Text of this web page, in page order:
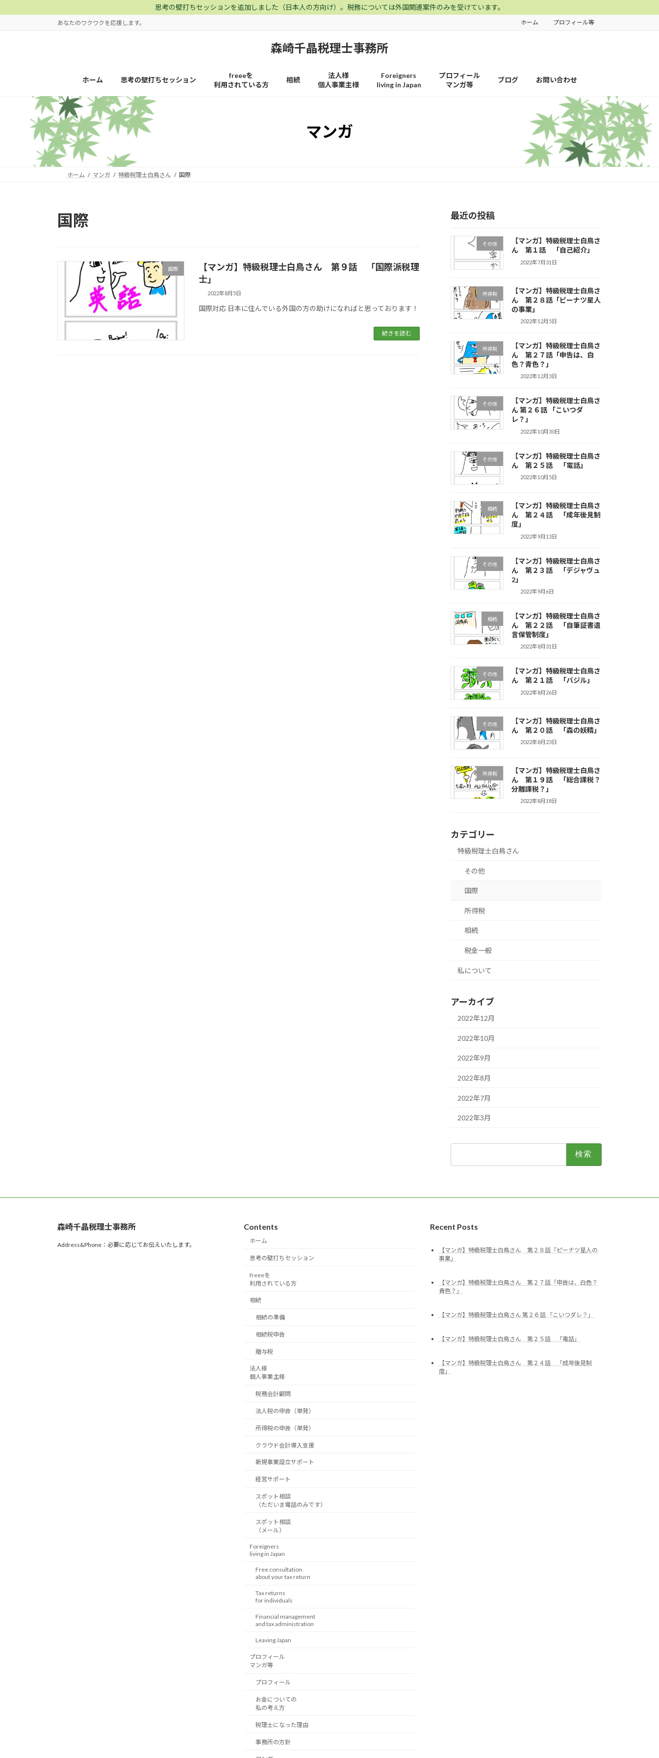
ン
ビ
思考の壁打ちセッションを追加しました（日本人の方向け）。税務については外国関連案件のみを受けています。
あなたのワクワクを応援します。 ホーム プロフィール等
森崎千晶税理士事務所
ホーム 思考の壁打ちセッション
freeeを
利用されている方
相続
法人様
個人事業主様
Foreigners
living in Japan
プロフィール
マンガ等
ブログ お問い合わせ
マンガ
ホーム マンガ 特級税理士白鳥さん 国際
国際
国際
【マンガ】特級税理士白鳥さん 第９話 「国際派税理
士」
2022年8月5日
国際対応 日本に住んでいる外国の方の助けになればと思っております！
続きを読む
最近の投稿
その他
【マンガ】特級税理士白鳥さ
ん 第１話 「自己紹介」
2022年7月31日
所得税
【マンガ】特級税理士白鳥さ
ん 第２８話「ピーナツ星人
の事業」
2022年12月5日
所得税
【マンガ】特級税理士白鳥さ
ん 第２７話「申告は、白
色？青色？」
2022年12月3日
その他
【マンガ】特級税理士白鳥さ
ん 第２６話 「こいつダ
レ？」
2022年10月30日
その他
【マンガ】特級税理士白鳥さ
ん 第２５話 「電話」
2022年10月5日
相続
【マンガ】特級税理士白鳥さ
ん 第２４話 「成年後見制
度」
2022年9月13日
その他
【マンガ】特級税理士白鳥さ
ん 第２３話 「デジャヴュ
2」
2022年9月6日
相続
【マンガ】特級税理士白鳥さ
ん 第２２話 「自筆証書遺
言保管制度」
2022年8月31日
その他
【マンガ】特級税理士白鳥さ
ん 第２１話 「バジル」
2022年8月26日
その他
【マンガ】特級税理士白鳥さ
ん 第２０話 「森の妖精」
2022年8月23日
所得税
【マンガ】特級税理士白鳥さ
ん 第１９話 「総合課税？
分離課税？」
2022年8月18日
カテゴリー
特級税理士白鳥さん
その他
国際
所得税
相続
税金一般
私について
アーカイブ
2022年12月
2022年10月
2022年9月
2022年8月
2022年7月
2022年3月
森崎千晶税理士事務所
Address&Phone：必要に応じてお伝えいたします。
Contents
ホーム
思考の壁打ちセッション
freeeを
利用されている方
相続
相続の準備
相続税申告
贈与税
法人様
個人事業主様
税務会計顧問
法人税の申告（単発）
所得税の申告（単発）
クラウド会計導入支援
新規事業設立サポート
経営サポート
スポット相談
（ただいま電話のみです）
スポット相談
（メール）
Foreigners
living in Japan
Free consultation
about your tax return
Tax returns
for individuals
Financial management
and tax administration
Leaving Japan
プロフィール
マンガ等
プロフィール
お金についての
私の考え方
税理士になった理由
事務所の方針
Recent Posts
【マンガ】特級税理士白鳥さん 第２８話「ピーナツ星人の
事業」
【マンガ】特級税理士白鳥さん 第２７話「申告は、白色？
青色？」
【マンガ】特級税理士白鳥さん 第２６話 「こいつダレ？」
【マンガ】特級税理士白鳥さん 第２５話 「電話」
【マンガ】特級税理士白鳥さん 第２４話 「成年後見制
度」